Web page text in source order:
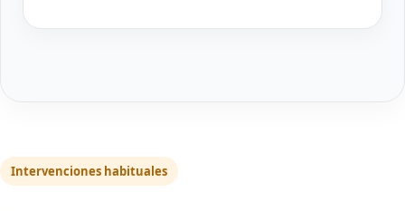
Intervenciones habituales